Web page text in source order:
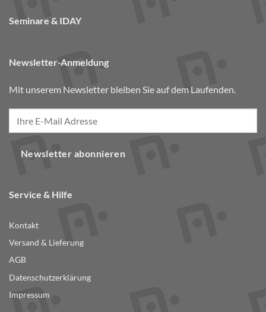
Seminare & IDAY
Newsletter-Anmeldung
Mit unserem Newsletter bleiben Sie auf dem Laufenden.
Newsletter abonnieren
Service & Hilfe
Kontakt
Versand & Lieferung
AGB
Datenschutzerklärung
Impressum